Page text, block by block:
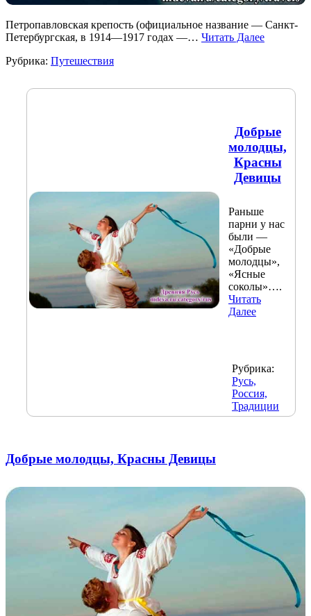
Петропавловская крепость (официальное название — Санкт-
Петербургская, в 1914—1917 годах —… Читать Далее
Рубрика: Путешествия
Добрые
молодцы,
Красны
Девицы
Раньше
парни у нас
были —
«Добрые
молодцы»,
«Ясные
соколы»….
Читать
Далее
Рубрика:
Русь,
Россия,
Традиции
Добрые молодцы, Красны Девицы